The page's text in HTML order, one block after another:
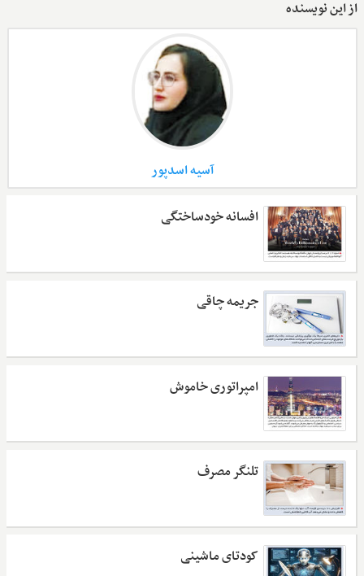
از این نویسنده
آسیه اسدپور
افسانه خودساختگی
جریمه چاقی
امپراتوری خاموش
تلنگر مصرف
کودتای ماشینی